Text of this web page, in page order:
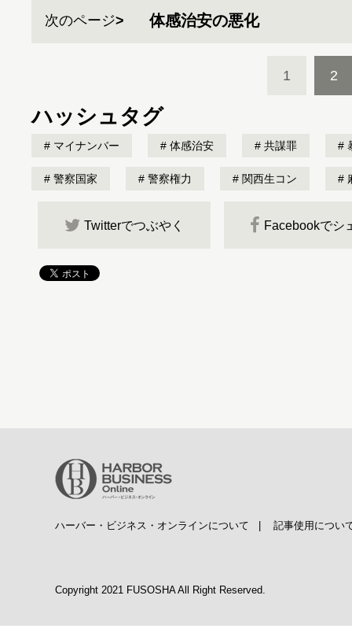
次のページ 体感治安の悪化
1 2
ハッシュタグ
マイナンバー 体感治安 共謀罪
警察国家 警察権力 関西生コン
Twitterでつぶやく Facebookでシ
ハーバー・ビジネス・オンラインについて 記事使用につい
Copyright 2021 FUSOSHA All Right Reserved.